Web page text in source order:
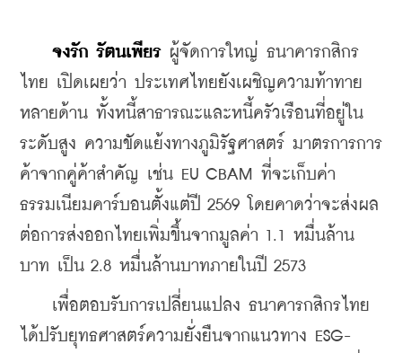
จงรัก รัตนเพียร ผู้จัดการใหญ่ ธนาคารกสิกร
ไทย เปิดเผยว่า ประเทศไทยยังเผชิญความท้าทาย
หลายด้าน ทั้งหนี้สาธารณะและหนี้ครัวเรือนที่อยู่ใน
ระดับสูง ความขัดแย้งทางภูมิรัฐศาสตร์ มาตรการการ
ค้าจากคู่ค้าสำคัญ เช่น EU CBAM ที่จะเก็บค่า
ธรรมเนียมคาร์บอนตั้งแต่ปี 2569 โดยคาดว่าจะส่งผล
ต่อการส่งออกไทยเพิ่มขึ้นจากมูลค่า 1.1 หมื่นล้าน
บาท เป็น 2.8 หมื่นล้านบาทภายในปี 2573
เพื่อตอบรับการเปลี่ยนแปลง ธนาคารกสิกรไทย
ได้ปรับยุทธศาสตร์ความยั่งยืนจากแนวทาง ESG-